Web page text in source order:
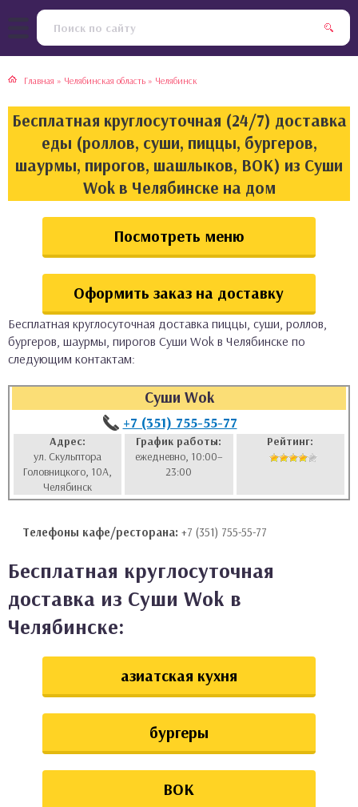
Главная » Челябинская область » Челябинск
Бесплатная круглосуточная (24/7) доставка
еды (роллов, суши, пиццы, бургеров,
шаурмы, пирогов, шашлыков, ВОК) из Суши
Wok в Челябинске на дом
Посмотреть меню
Оформить заказ на доставку
Бесплатная круглосуточная доставка пиццы, суши, роллов,
бургеров, шаурмы, пирогов Суши Wok в Челябинске по
следующим контактам:
Суши Wok
+7 (351) 755-55-77
Адрес:
ул. Скульптора
Головницкого, 10А,
Челябинск
График работы:
ежедневно, 10:00–
23:00
Рейтинг:
Телефоны кафе/ресторана: +7 (351) 755-55-77
Бесплатная круглосуточная
доставка из Суши Wok в
Челябинске:
азиатская кухня
бургеры
ВОК
кухня
кухня
кухня
кухня
булочки